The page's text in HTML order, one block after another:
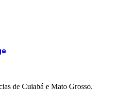
de Cuiabá e Mato Grosso.